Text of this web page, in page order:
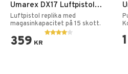
Umarex DX17 Luftpistol
Fjäder 4,5mm
Luftpistol replika med
magasinkapacitet på 15 skott.
359 KR